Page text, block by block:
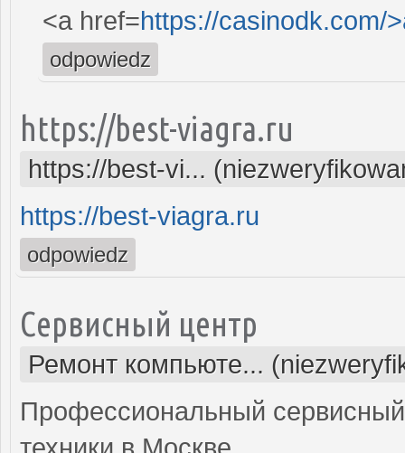
<a href=https://casinodk.com/
odpowiedz
https://best-viagra.ru
https://best-vi...
https://best-viagra.ru
odpowiedz
Сервисный центр
Ремонт компьюте...
Профессиональный
техники в Москве.